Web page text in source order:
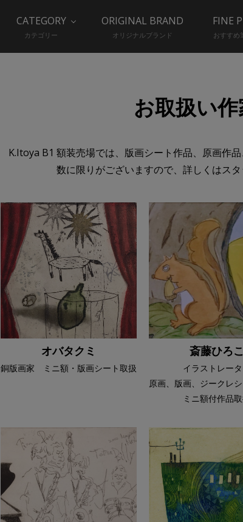
CATEGORY
カテゴリー
ORIGINAL BRAND
オリジナルブランド
FINE
おすすめ
お取扱い
K.Itoya B1 額装売場では、版画シート作品、原画作
数に限りがございますので、詳しくはスタ
オバタクミ
銅版画家 ミニ額・版画シート取扱
斎藤ひろこ
イラストレー
原画、版画、ジークレシ
ミニ額付作品